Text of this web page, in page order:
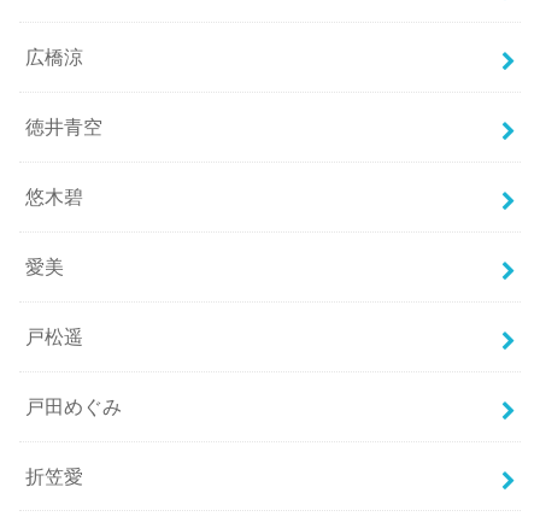
広橋涼
徳井青空
悠木碧
愛美
戸松遥
戸田めぐみ
折笠愛